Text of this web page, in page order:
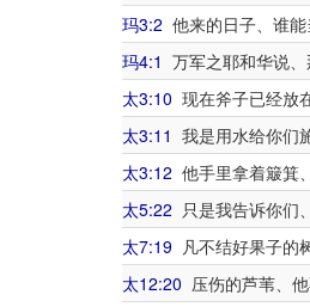
玛3:2 他来的日子、谁
玛4:1 万军之耶和华说
太3:10 现在斧子已经放
太3:11 我是用水给你们
太3:12 他手里拿着簸箕
太5:22 只是我告诉你们
太7:19 凡不结好果子的
太12:20 压伤的芦苇、